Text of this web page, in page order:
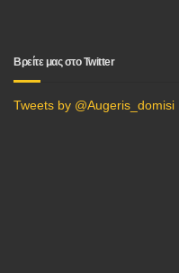
Βρείτε μας στο Twitter
Tweets by @Augeris_domisi